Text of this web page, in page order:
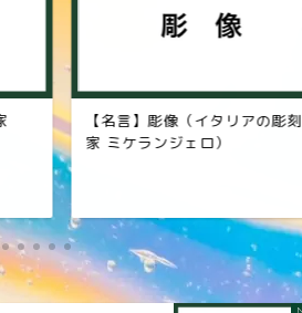
【名言】彫像（イタリアの彫刻
家 ミケランジェロ）